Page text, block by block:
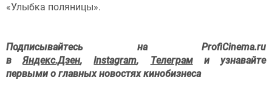
«Улыбка поляницы».
Подписывайтесь на ProfiCinema.ru
вЯндекс.Дзен,Instagram, Телеграми узнавайте
первыми о главных новостях кинобизнеса